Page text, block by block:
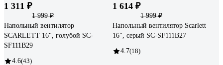
1 311 ₽
1 999 ₽
Напольный вентилятор
SCARLETT 16", голубой SC-
SF111B29
4.6(43)
1 614 ₽
1 999 ₽
Напольный вентилятор Scarlett
16", серый SC-SF111B27
4.7(18)